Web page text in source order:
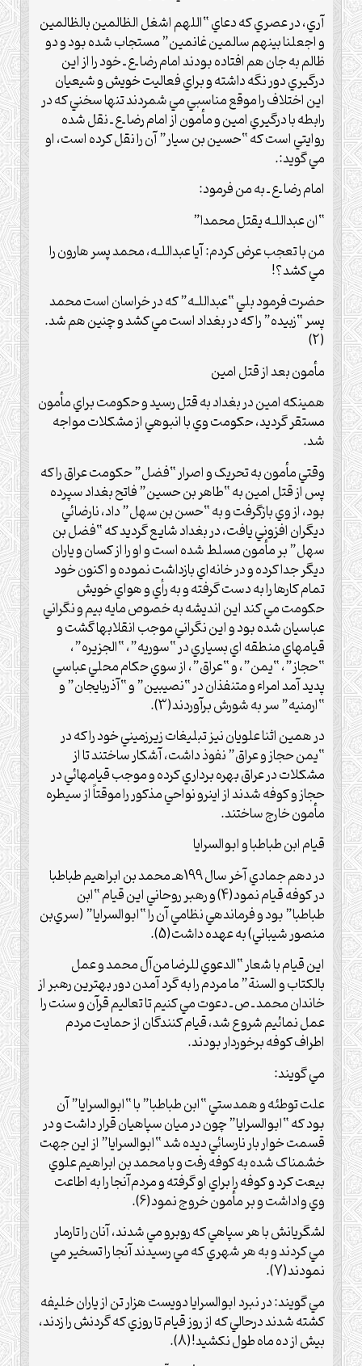
آري، در عصري که دعاي “اللهم اشغل الظالمين بالظالمين
و اجعلنا بينهم سالمين غانمين” مستجاب شده بود و دو
ظالم به جان هم افتاده بودند امام رضا ـ‌ع‌ ـ خود را از اين
درگيري دور نگه داشته و براي فعاليت خويش و شيعيان
اين اختلاف را موقع مناسبي مي شمردند تنها سخني که در
رابطه با درگيري امين و مأمون از امام رضا ـ‌ع‌ ـ نقل شده
روايتي است که “حسين بن سيار” آن را نقل کرده است، او
مي گويد:.
امام رضا ـ‌ع‌ ـ به من فرمود:
“ان عبداللـه يقتل محمدا”
من با تعجب عرض کردم: آيا عبداللـه، محمد پسر هارون را
مي کشد؟!
حضرت فرمود بلي “عبداللـه” که در خراسان است محمد
پسر “زبيده” را که در بغداد است مي کشد و چنين هم شد.
(2)
مأمون بعد از قتل امين
همينکه امين در بغداد به قتل رسيد و حکومت براي مأمون
مستقر گرديد، حکومت وي با انبوهي از مشکلات مواجه
شد.
وقتي مأمون به تحريک و اصرار “فضل” حکومت عراق را که
پس از قتل امين به “طاهر بن حسين” فاتح بغداد سپرده
بود، از وي بازگرفت و به “حسن بن سهل” داد، نارضائي
ديگران افزوني يافت، در بغداد شايع گرديد که “فضل بن
سهل” بر مأمون مسلط شده است و او را از کسان و ياران
ديگر جدا کرده و در خانه‌اي بازداشت نموده و اکنون خود
تمام کارها را به دست گرفته و به رأي و هواي خويش
حکومت مي کند اين انديشه به خصوص مايه بيم و نگراني
عباسيان شده بود و اين نگراني موجب انقلابها گشت و
قيامهاي منطقه اي بسياري در “سوريه”، “الجزيره”،
“حجاز”، “يمن”، و “عراق”، از سوي حکام محلي عباسي
پديد آمد امراء و متنفذان در “نصيبين” و “آذربايجان” و
“ارمنيه” سر به شورش برآوردند(3).
در همين اثنا علويان نيز تبليغات زيرزميني خود را که در
“يمن حجاز و عراق” نفوذ داشت، آشکار ساختند تا از
مشکلات در عراق بهره برداري کرده و موجب قيامهائي در
حجاز و کوفه شدند از اينرو نواحي مذکور را موقتاً از سيطره
مأمون خارج ساختند.
قيام ابن طباطبا و ابوالسرايا
در دهم جمادي آخر سال 199هـ محمد بن ابراهيم طباطبا
در کوفه قيام نمود(4) و رهبر روحاني اين قيام “ابن
طباطبا” بود و فرماندهي نظامي آن را “ابوالسرايا” (سري‌بن
منصور شيباني) به عهده داشت(5).
اين قيام با شعار “الدعوي للرضا من‌آل محمد و عمل
بالکتاب و السنة” ما مردم را به گرد آمدن دور بهترين رهبر از
خاندان محمد ـ ص ـ دعوت مي کنيم تا تعاليم قرآن و سنت را
عمل نمائيم شروع شد، قيام کنندگان از حمايت مردم
اطراف کوفه برخوردار بودند.
مي گويند:
علت توطئه و همدستي “ابن طباطبا” با “ابوالسرايا” آن
بود که “ابوالسرايا” چون در ميان سپاهيان قرار داشت و در
قسمت خوار بار نارسائي ديده شد “ابوالسرايا” از اين جهت
خشمناک شده به کوفه رفت و با محمد بن ابراهيم علوي
بيعت کرد و کوفه را براي او گرفته و مردم‌آنجا را به اطاعت
وي واداشت و بر مأمون خروج نمود(6).
لشگريانش با هر سپاهي که روبرو مي شدند، آنان را تارمار
مي کردند و به هر شهري که مي رسيدند آنجا را تسخير مي
نمودند(7).
مي گويند: در نبرد ابوالسرايا دويست هزار تن از ياران خليفه
کشته شدند درحالي که از روز قيام تا روزي که گردنش را زدند،
بيش از ده ماه طول نکشيد!(8).